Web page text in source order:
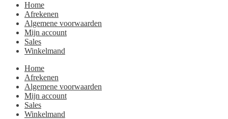
Home
Afrekenen
Algemene voorwaarden
Mijn account
Sales
Winkelmand
Home
Afrekenen
Algemene voorwaarden
Mijn account
Sales
Winkelmand